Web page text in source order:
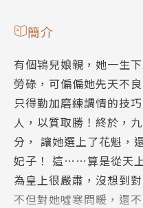
簡介
有個鴇兒娘親，她一生
勞碌，可偏偏她先天不
只得勤加磨練調情的技
人，以質取勝！終於，
分， 讓她選上了花魁
妃子！ 這……算是從天
為皇上很嚴肅，沒想到
不但對她噓寒問暖，還